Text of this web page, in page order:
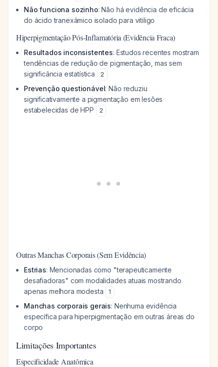
Não funciona sozinho: Não há evidência de eficácia
do ácido tranexâmico isolado para vitiligo
Hiperpigmentação Pós-Inflamatória (Evidência Fraca)
Resultados inconsistentes: Estudos recentes mostram
tendências de redução de pigmentação, mas sem
significância estatística
2
Prevenção questionável: Não reduziu
significativamente a pigmentação em lesões
estabelecidas de HPP
2
Outras Manchas Corporais (Sem Evidência)
Estrias: Mencionadas como "terapeuticamente
desafiadoras" com modalidades atuais mostrando
apenas melhora modesta
1
Manchas corporais gerais: Nenhuma evidência
específica para hiperpigmentação em outras áreas do
corpo
Limitações Importantes
Especificidade Anatômica